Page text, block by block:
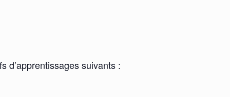
d’apprentissages suivants :